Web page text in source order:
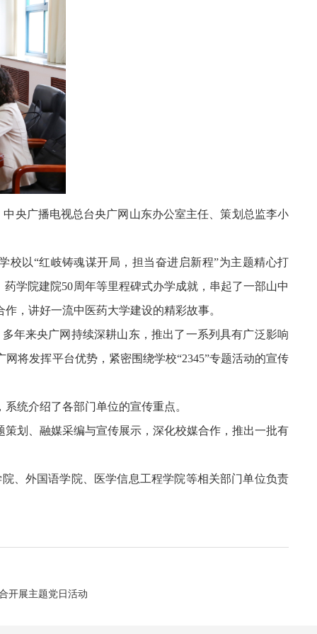
央广播电视总台央广网山东办公室主任、策划总监李小
校以“红岐铸魂谋开局，担当奋进启新程”为主题精心打
学院建院50周年等里程碑式办学成就，串起了一部山中
，讲好一流中医药大学建设的精彩故事。
年来央广网持续深耕山东，推出了一系列具有广泛影响
将发挥平台优势，紧密围绕学校“2345”专题活动的宣传
统介绍了各部门单位的宣传重点。
划、融媒采编与宣传展示，深化校媒合作，推出一批有
、外国语学院、医学信息工程学院等相关部门单位负责
开展主题党日活动